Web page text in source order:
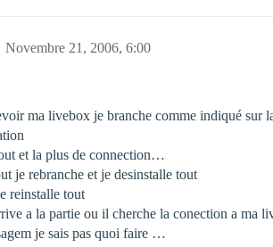
Novembre 21, 2006, 6:00
ma livebox je branche comme indiqué sur
et la plus de connection…
je rebranche et je desinstalle tout
reinstalle tout
a la partie ou il cherche la conection a ma
je sais pas quoi faire …